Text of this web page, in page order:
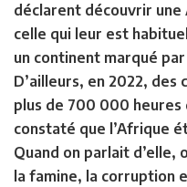
déclarent découvrir
celle qui leur est
un continent marqué
D’ailleurs, en 2022, des
plus de 700 000
constaté que l’Afrique
Quand on parlait
la famine, la corruption